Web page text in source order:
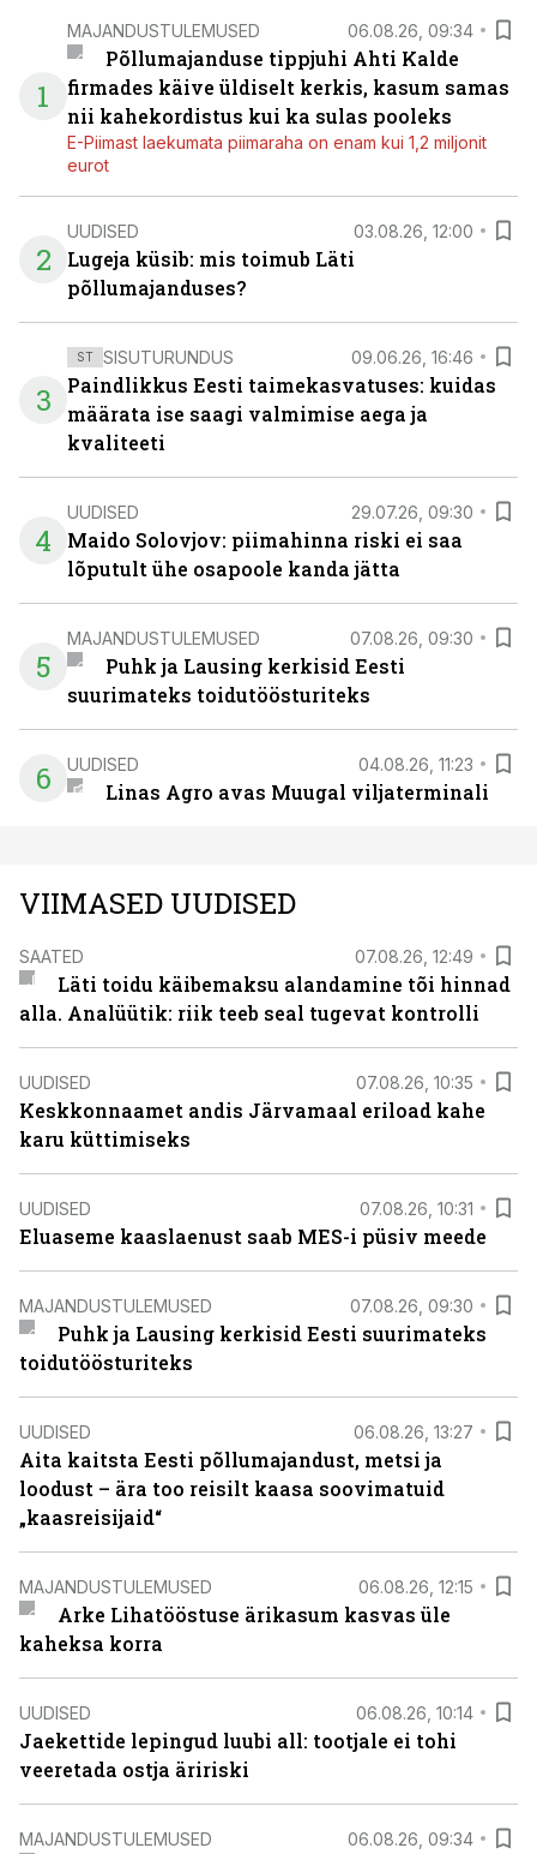
1
MAJANDUSTULEMUSED 06.08.26, 09:34
Põllumajanduse tippjuhi Ahti Kalde
firmades käive üldiselt kerkis, kasum samas
nii kahekordistus kui ka sulas pooleks
E-Piimast laekumata piimaraha on enam kui 1,2 miljonit
eurot
2
UUDISED 03.08.26, 12:00
Lugeja küsib: mis toimub Läti
põllumajanduses?
3
ST SISUTURUNDUS 09.06.26, 16:46
Paindlikkus Eesti taimekasvatuses: kuidas
määrata ise saagi valmimise aega ja
kvaliteeti
4
UUDISED 29.07.26, 09:30
Maido Solovjov: piimahinna riski ei saa
lõputult ühe osapoole kanda jätta
5
MAJANDUSTULEMUSED 07.08.26, 09:30
Puhk ja Lausing kerkisid Eesti
suurimateks toidutöösturiteks
6 UUDISED 04.08.26, 11:23
Linas Agro avas Muugal viljaterminali
VIIMASED UUDISED
SAATED 07.08.26, 12:49
Läti toidu käibemaksu alandamine tõi hinnad
alla. Analüütik: riik teeb seal tugevat kontrolli
UUDISED 07.08.26, 10:35
Keskkonnaamet andis Järvamaal eriload kahe
karu küttimiseks
UUDISED 07.08.26, 10:31
Eluaseme kaaslaenust saab MES-i püsiv meede
MAJANDUSTULEMUSED 07.08.26, 09:30
Puhk ja Lausing kerkisid Eesti suurimateks
toidutöösturiteks
UUDISED 06.08.26, 13:27
Aita kaitsta Eesti põllumajandust, metsi ja
loodust – ära too reisilt kaasa soovimatuid
„kaasreisijaid“
MAJANDUSTULEMUSED 06.08.26, 12:15
Arke Lihatööstuse ärikasum kasvas üle
kaheksa korra
UUDISED 06.08.26, 10:14
Jaekettide lepingud luubi all: tootjale ei tohi
veeretada ostja äririski
MAJANDUSTULEMUSED 06.08.26, 09:34